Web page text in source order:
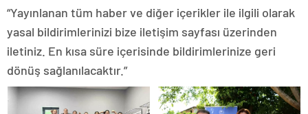
“Yayınlanan tüm haber ve diğer içerikler ile ilgili olarak
yasal bildirimlerinizi bize iletişim sayfası üzerinden
iletiniz. En kısa süre içerisinde bildirimlerinize geri
dönüş sağlanılacaktır.”